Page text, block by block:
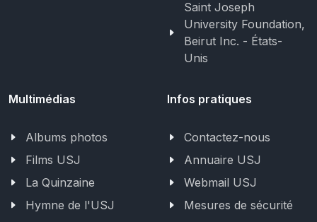
Saint Joseph
University Foundation,
Beirut Inc. - États-
Unis
Multimédias
Albums photos
Films USJ
La Quinzaine
Hymne de l'USJ
Infos pratiques
Contactez-nous
Annuaire USJ
Webmail USJ
Mesures de sécurité